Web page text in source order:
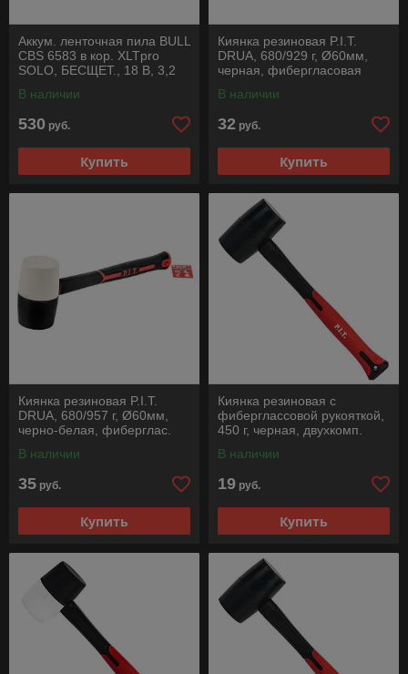
Аккум. ленточная пила BULL
CBS 6583 в кор. XLTpro
SOLO, БЕСЩЕТ., 18 В, 3,2
В наличии
530 руб.
Купить
Киянка резиновая P.I.T.
DRUA, 680/929 г, Ø60мм,
черная, фибергласовая
В наличии
32 руб.
Купить
Киянка резиновая P.I.T.
DRUA, 680/957 г, Ø60мм,
черно-белая, фиберглас.
В наличии
35 руб.
Купить
Киянка резиновая с
фиберглассовой рукояткой,
450 г, черная, двухкомп.
В наличии
19 руб.
Купить